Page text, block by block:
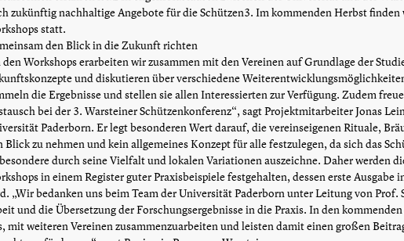
zukünftig nachhaltige Angebote für die Schützen3. Im kommenden Herbst
statt.
den Blick in die Zukunft richten
den Workshops erarbeiten wir zusammen mit den Vereinen auf Grundlage der
und diskutieren über verschiedene
die Ergebnisse und stellen sie allen Interessierten zur Verfügung. Zudem
bei der 3. Warsteiner Schützenkonferenz“, sagt Projektmitarbeiter Jonas
Paderborn. Er legt besonderen Wert darauf, die vereinseigenen Rituale,
Blick zu nehmen und kein allgemeines Konzept für alle festzulegen, da sich das
durch seine Vielfalt und lokalen Variationen auszeichne. Daher werden
in einem Register guter Praxisbeispiele festgehalten, dessen erste
„Wir bedanken uns beim Team der Universität Paderborn unter Leitung von Prof.
und die Übersetzung der Forschungsergebnisse in die Praxis. In den
mit weiteren Vereinen zusammenzuarbeiten und leisten damit einen großen